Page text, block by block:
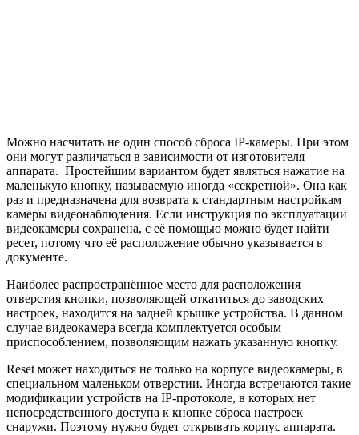
Можно насчитать не один способ сброса IP-камеры. При этом
они могут различаться в зависимости от изготовителя
аппарата. Простейшим вариантом будет являться нажатие на
маленькую кнопку, называемую иногда «секретной». Она как
раз и предназначена для возврата к стандартным настройкам
камеры видеонаблюдения. Если инструкция по эксплуатации
видеокамеры сохранена, с её помощью можно будет найти
ресет, потому что её расположение обычно указывается в
документе.
Наиболее распространённое место для расположения
отверстия кнопки, позволяющей откатиться до заводских
настроек, находится на задней крышке устройства. В данном
случае видеокамера всегда комплектуется особым
приспособлением, позволяющим нажать указанную кнопку.
Reset может находиться не только на корпусе видеокамеры, в
специальном маленьком отверстии. Иногда встречаются такие
модификации устройств на IP-протоколе, в которых нет
непосредственного доступа к кнопке сброса настроек
снаружи. Поэтому нужно будет открывать корпус аппарата.